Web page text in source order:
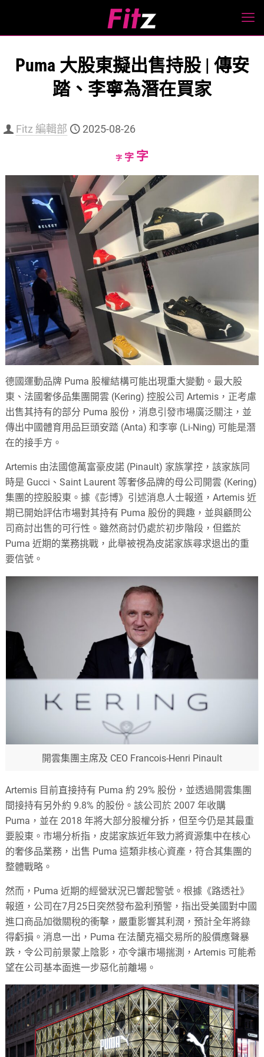
Puma 大股東擬出售持股 | 傳安
踏、李寧為潛在買家
Fitz 編輯部 2025-08-26
字Decrease
size.
字Reset
size.
字Increase
size.
德國運動品牌 Puma 股權結構可能出現重大變動。最大股
東、法國奢侈品集團開雲 (Kering) 控股公司 Artemis，正考慮
出售其持有的部分 Puma 股份，消息引發市場廣泛關注，並
傳出中國體育用品巨頭安踏 (Anta) 和李寧 (Li-Ning) 可能是潛
在的接手方。
Artemis 由法國億萬富豪皮諾 (Pinault) 家族掌控，該家族同
時是 Gucci、Saint Laurent 等奢侈品牌的母公司開雲 (Kering)
集團的控股股東。據《彭博》引述消息人士報道，Artemis 近
期已開始評估市場對其持有 Puma 股份的興趣，並與顧問公
司商討出售的可行性。雖然商討仍處於初步階段，但鑑於
Puma 近期的業務挑戰，此舉被視為皮諾家族尋求退出的重
要信號。
開雲集團主席及 CEO Francois-Henri Pinault
Artemis 目前直接持有 Puma 約 29% 股份，並透過開雲集團
間接持有另外約 9.8% 的股份。該公司於 2007 年收購
Puma，並在 2018 年將大部分股權分拆，但至今仍是其最重
要股東。市場分析指，皮諾家族近年致力將資源集中在核心
的奢侈品業務，出售 Puma 這類非核心資產，符合其集團的
整體戰略。
然而，Puma 近期的經營狀況已響起警號。根據《路透社》
報道，公司在7月25日突然發布盈利預警，指出受美國對中國
進口商品加徵關稅的衝擊，嚴重影響其利潤，預計全年將錄
得虧損。消息一出，Puma 在法蘭克福交易所的股價應聲暴
跌，令公司前景蒙上陰影，亦令讓市場揣測，Artemis 可能希
望在公司基本面進一步惡化前離場。